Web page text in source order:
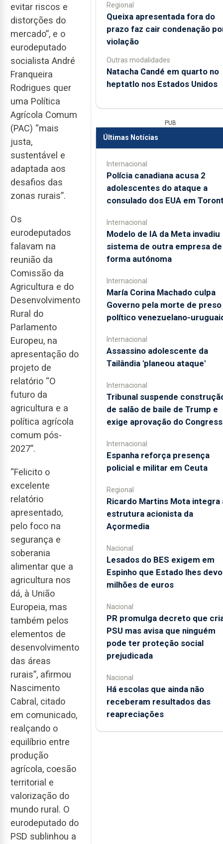
evitar riscos e
distorções do
mercado”, e o
eurodeputado
socialista André
Franqueira
Rodrigues quer
uma Política
Agrícola Comum
(PAC) “mais
justa,
sustentável e
adaptada aos
desafios das
zonas rurais”.
Os
eurodeputados
falavam na
reunião da
Comissão da
Agricultura e do
Desenvolvimento
Rural do
Parlamento
Europeu, na
apresentação do
projeto de
relatório “O
futuro da
agricultura e a
política agrícola
comum pós-
2027”.
“Felicito o
excelente
relatório
apresentado,
pelo foco na
segurança e
soberania
alimentar que a
agricultura nos
dá, à União
Europeia, mas
também pelos
elementos de
desenvolvimento
das áreas
rurais”, afirmou
Nascimento
Cabral, citado
em comunicado,
realçando o
equilíbrio entre
produção
agrícola, coesão
territorial e
valorização do
mundo rural. O
eurodeputado do
PSD sublinhou a
Regional
Queixa apresentada fora do
prazo faz cair condenação
violação
Outras modalidades
Natacha Candé em quarto no
heptatlo nos Estados Unidos
PUB
Últimas Notícias
Internacional
Polícia canadiana acusa 2
adolescentes do ataque a
consulado dos EUA em
Internacional
Modelo de IA da Meta invadiu
sistema de outra empresa de
forma autónoma
Internacional
María Corina Machado culpa
Governo pela morte de preso
político venezuelano-
Internacional
Assassino adolescente da
Tailândia 'planeou ataque'
Internacional
Tribunal suspende
de salão de baile de Trump e
exige aprovação do
Internacional
Espanha reforça presença
policial e militar em Ceuta
Regional
Ricardo Martins Mota integra
estrutura acionista da
Açormedia
Nacional
Lesados do BES exigem em
Espinho que Estado lhes
milhões de euros
Nacional
PR promulga decreto que
PSU mas avisa que ninguém
pode ter proteção social
prejudicada
Nacional
Há escolas que ainda não
receberam resultados das
reapreciações